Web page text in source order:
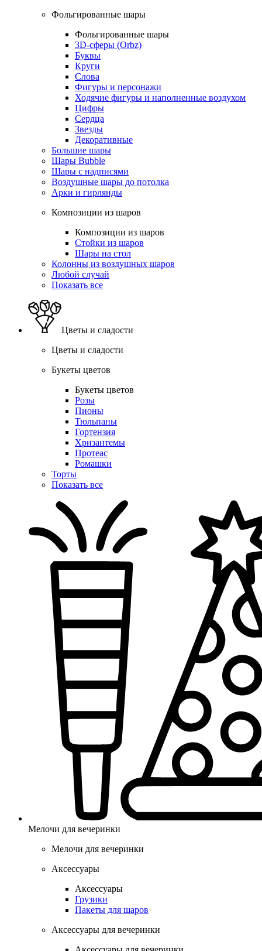
Фольгированные шары
Фольгированные шары
3D-сферы (Orbz)
Буквы
Круги
Слова
Фигуры и персонажи
Ходячие фигуры и наполненные воздухом
Цифры
Сердца
Звезды
Декоративные
Большие шары
Шары Bubble
Шары с надписями
Воздушные шары до потолка
Арки и гирлянды
Композиции из шаров
Композиции из шаров
Стойки из шаров
Шары на стол
Колонны из воздушных шаров
Любой случай
Показать все
Цветы и сладости
Цветы и сладости
Букеты цветов
Букеты цветов
Розы
Пионы
Тюльпаны
Гортензия
Хризантемы
Протеас
Ромашки
Торты
Показать все
Мелочи для вечеринки
Мелочи для вечеринки
Аксессуары
Аксессуары
Грузики
Пакеты для шаров
Аксессуары для вечеринки